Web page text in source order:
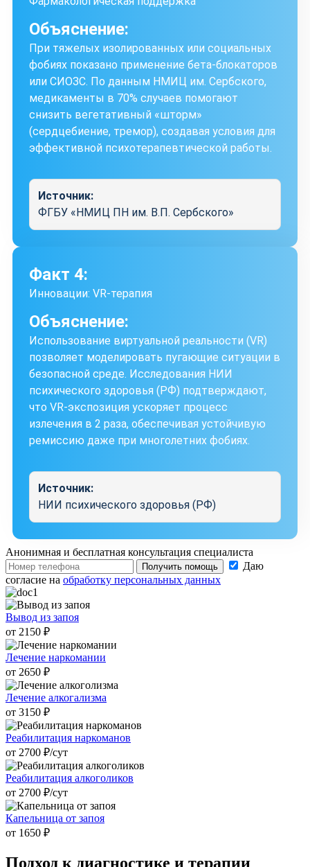
Объяснение:
При тяжелых изолированных или социальных
фобиях показано применение бета-блокаторов
или СИОЗС. По данным НМИЦ им. Сербского,
медикаменты в 70% случаев помогают
снизить вегетативный «шторм»
(сердцебиение, тремор), создавая условия для
эффективной психотерапевтической работы.
Источник:
ФГБУ «НМИЦ ПН им. В.П. Сербского»
Факт 4:
Инновации: VR-терапия
Объяснение:
Использование виртуальной реальности (VR)
позволяет моделировать пугающие ситуации в
безопасной среде. Исследования НИИ
психического здоровья (РФ) подтверждают,
что VR-экспозиция ускоряет процесс
излечения в 2 раза, обеспечивая устойчивую
ремиссию даже при многолетних фобиях.
Источник:
НИИ психического здоровья (РФ)
Анонимная и бесплатная консультация специалиста
Получить помощь
Даю
согласие на обработку персональных данных
Вывод из запоя
от 2150 ₽
Лечение наркомании
от 2650 ₽
Лечение алкогализма
от 3150 ₽
Реабилитация наркоманов
от 2700 ₽/cут
Реабилитация алкоголиков
от 2700 ₽/cут
Капельница от запоя
от 1650 ₽
Подход к диагностике и терапии